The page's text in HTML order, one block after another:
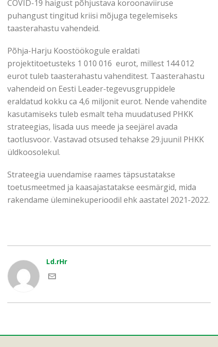
COVID-19 haigust põhjustava koroonaviiruse
puhangust tingitud kriisi mõjuga tegelemiseks
taasterahastu vahendeid.
Põhja-Harju Koostöökogule eraldati
projektitoetusteks 1 010 016 eurot, millest 144 012
eurot tuleb taasterahastu vahenditest. Taasterahastu
vahendeid on Eesti Leader-tegevusgruppidele
eraldatud kokku ca 4,6 miljonit eurot. Nende vahendite
kasutamiseks tuleb esmalt teha muudatused PHKK
strateegias, lisada uus meede ja seejärel avada
taotlusvoor. Vastavad otsused tehakse 29.juunil PHKK
üldkoosolekul.
Strateegia uuendamise raames täpsustatakse
toetusmeetmed ja kaasajastatakse eesmärgid, mida
rakendame üleminekuperioodil ehk aastatel 2021-2022.
Ld.rHr